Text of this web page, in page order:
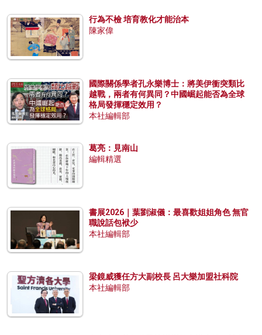
行為不檢 培育教化才能治本
陳家偉
國際關係學者孔永樂博士：將美伊衝突類比
越戰，兩者有何異同？中國崛起能否為全球
格局發揮穩定效用？
本社編輯部
葛亮：見南山
編輯精選
書展2026｜葉劉淑儀：最喜歡姐姐角色 無官
職說話包袱少
本社編輯部
梁鏡威獲任方大副校長 呂大樂加盟社科院
本社編輯部